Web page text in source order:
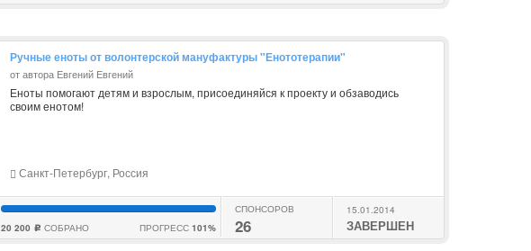
Ручные еноты от волонтерской мануфактуры "Енототерапии"
от автора Евгений Евгений
Еноты помогают детям и взрослым, присоединяйся к проекту и обзаводись
своим енотом!
Санкт-Петербург, Россия
20 200 c СОБРАНО ПРОГРЕСС 101%
СПОНСОРОВ
26
15.01.2014
ЗАВЕРШЕН